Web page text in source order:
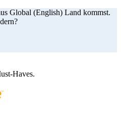
Global (English) Land kommst.
Haves.